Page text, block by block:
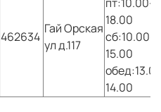
462634
ГайОрская
ул д.117
18.00
сб:10.00-
15.00
14.00